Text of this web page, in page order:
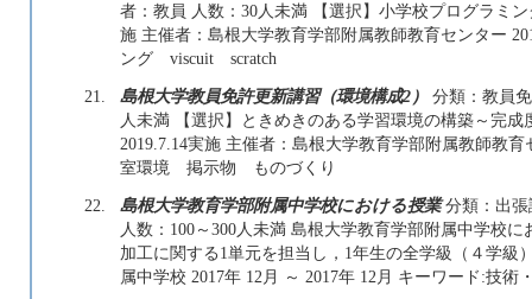
者：教員 人数：30人未満 【選択】小学校プログラミ
施 主催者：島根大学教育学部附属教師教育センター
ング viscuit scratch
21.
島根大学教員免許更新講習（環境構成2）
分類：教員
人未満 【選択】ときめきのある学習環境の構築～完
2019.7.14実施 主催者：島根大学教育学部附属教師教
室環境 掲示物 ものづくり
22.
島根大学教育学部附属中学校における授業分類：出張
人数：100～300人未満 島根大学教育学部附属中学校
加工に関する1単元を担当し，1年生の全学級（４学
属中学校 2017年 12月 ～ 2017年 12月 キーワード: